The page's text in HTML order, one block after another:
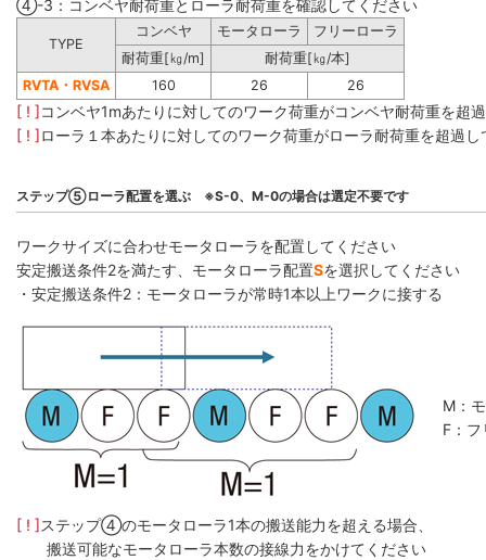
④-3：コンベヤ耐荷重とローラ耐荷重を確認してください
TYPE
コンベヤ モータローラ
フリーローラ
耐荷重[㎏/m]
耐荷重[㎏/本]
RVTA・RVSA
160 26 26
[ ! ]コンベヤ1mあたりに対してのワーク荷重がコンベヤ耐荷重を超
[ ! ]ローラ１本あたりに対してのワーク荷重がローラ耐荷重を超過
ステップ⑤ローラ配置を選ぶ ※S-0、M-0の場合は選定不要です
ワークサイズに合わせモータローラを配置してください
安定搬送条件2を満たす、モータローラ配置Sを選択してください
・安定搬送条件2：モータローラが常時1本以上ワークに接する
M：
F：
[ ! ]ステップ④のモータローラ1本の搬送能力を超える場合、
搬送可能なモータローラ本数の接線力をかけてください